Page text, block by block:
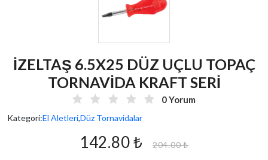
İZELTAŞ 6.5X25 DÜZ UÇLU TOPAÇ
TORNAVİDA KRAFT SERİ
0 Yorum
Kategori:El Aletleri,Düz Tornavidalar
142.80 ₺ 204.00 ₺